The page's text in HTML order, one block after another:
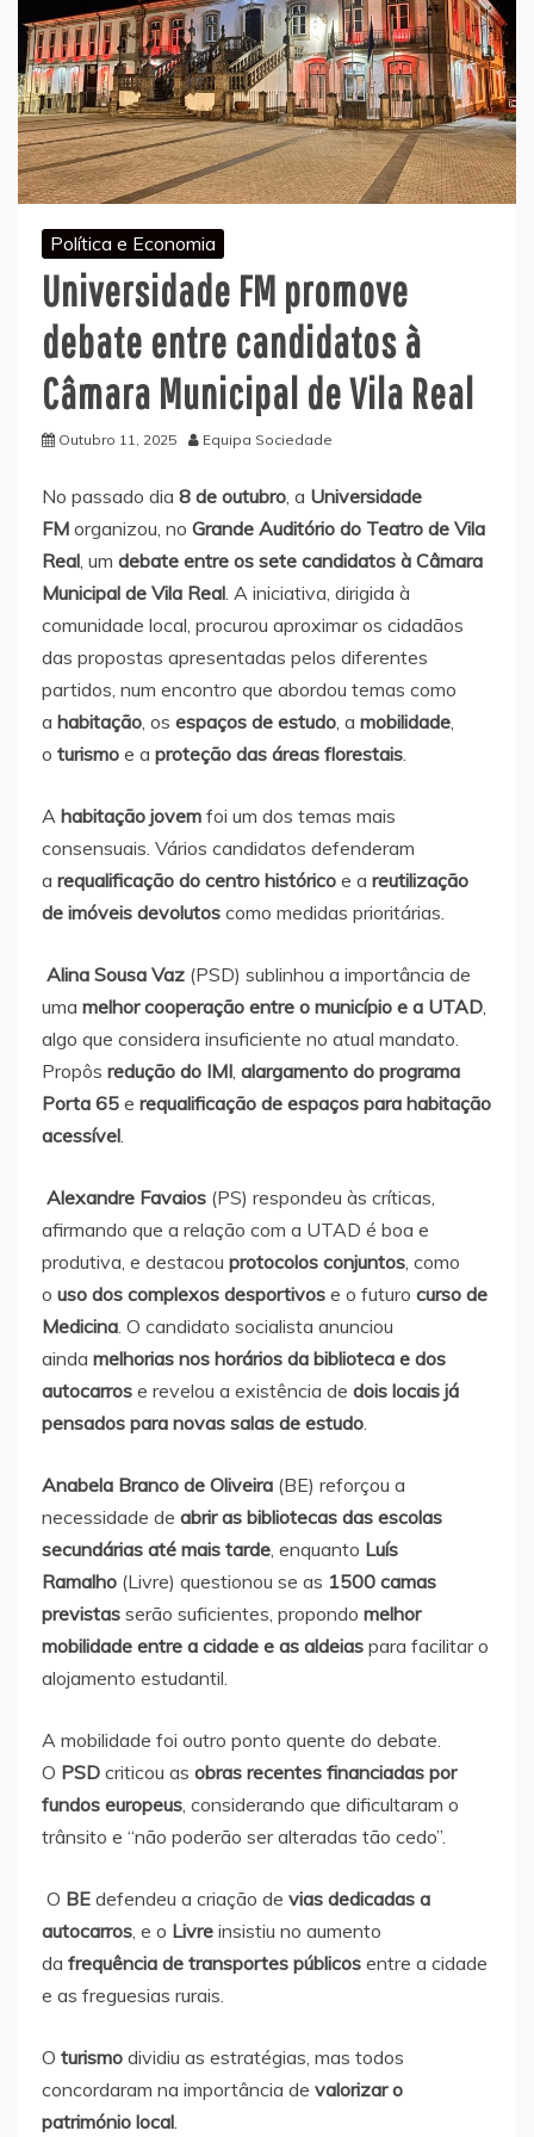
Política e Economia
Universidade FM promove
debate entre candidatos à
Câmara Municipal de Vila Real
Outubro 11, 2025 Equipa Sociedade
No passado dia 8 de outubro , a Universidade
FM organizou, no Grande Auditório do Teatro de Vila
Real , um debate entre os sete candidatos à Câmara
Municipal de Vila Real . A iniciativa, dirigida à
comunidade local, procurou aproximar os cidadãos
das propostas apresentadas pelos diferentes
partidos, num encontro que abordou temas como
a habitação , os espaços de estudo , a mobilidade
o turismo e a proteção das áreas florestais
A habitação jovem foi um dos temas mais
consensuais. Vários candidatos defenderam
a requalificação do centro histórico e a reutilização
de imóveis devolutos como medidas prioritárias.
Alina Sousa Vaz (PSD) sublinhou a importância de
uma melhor cooperação entre o município e a UTAD
algo que considera insuficiente no atual mandato.
Propôs redução do IMI alargamento do programa
Porta 65 e requalificação de espaços para habitação
acessível
Alexandre Favaios (PS) respondeu às críticas,
afirmando que a relação com a UTAD é boa e
produtiva, e destacou protocolos conjuntos , como
o uso dos complexos desportivos e o futuro curso de
Medicina . O candidato socialista anunciou
ainda melhorias nos horários da biblioteca e dos
autocarros e revelou a existência de dois locais já
pensados para novas salas de estudo
Anabela Branco de Oliveira (BE) reforçou a
necessidade de abrir as bibliotecas das escolas
secundárias até mais tarde , enquanto Luís
Ramalho (Livre) questionou se as 1500 camas
previstas serão suficientes, propondo melhor
mobilidade entre a cidade e as aldeias para facilitar o
alojamento estudantil.
A mobilidade foi outro ponto quente do debate.
O PSD criticou as obras recentes financiadas por
fundos europeus , considerando que dificultaram o
trânsito e “não poderão ser alteradas tão cedo”.
O BE defendeu a criação de vias dedicadas a
autocarros , e o Livre insistiu no aumento
da frequência de transportes públicos entre a cidade
e as freguesias rurais.
O turismo dividiu as estratégias, mas todos
concordaram na importância de valorizar o
património local